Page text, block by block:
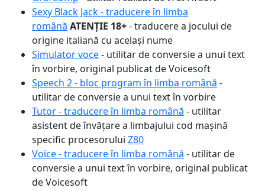
Sexy Black Jack - traducere în limba
română ATENȚIE 18+- traducere a jocului de
origine italiană cu același nume
Simulator voce- utilitar de conversie a unui text
în vorbire, original publicat de Voicesoft
Speech 2 - bloc program în limba română -
utilitar de conversie a unui text în vorbire
Tutor - traducere în limba română - utilitar
asistent de învățare a limbajului cod mașină
specific procesorului Z80
Voice - traducere în limba română - utilitar de
conversie a unui text în vorbire, original publicat
de Voicesoft